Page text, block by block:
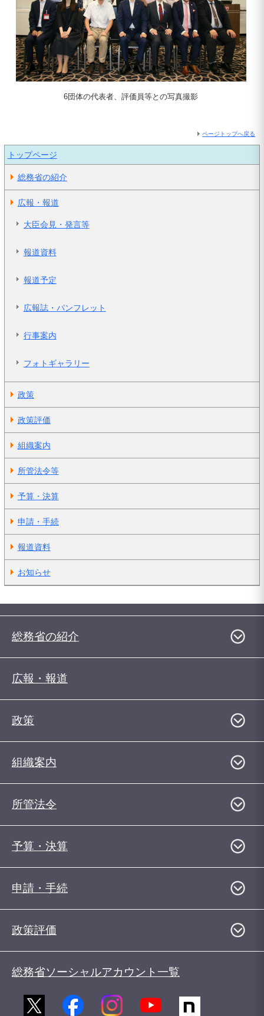
6団体の代表者、評価員等との写真撮影
ページトップへ戻る
トップページ
総務省の紹介
広報・報道
大臣会見・発言等
報道資料
報道予定
広報誌・パンフレット
行事案内
フォトギャラリー
政策
政策評価
組織案内
所管法令等
予算・決算
申請・手続
報道資料
お知らせ
総務省の紹介
広報・報道
政策
組織案内
所管法令
予算・決算
申請・手続
政策評価
総務省ソーシャルアカウント一覧